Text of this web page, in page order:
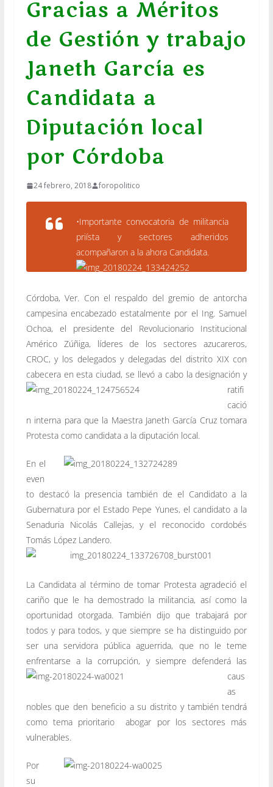
Gracias a Méritos
de Gestión y trabajo
Janeth García es
Candidata a
Diputación local
por Córdoba
24 febrero, 2018 foropolitico
•Importante convocatoria de militancia
priísta y sectores adheridos
acompañaron a la ahora Candidata.
Córdoba, Ver. Con el respaldo del gremio de antorcha
campesina encabezado estatalmente por el Ing. Samuel
Ochoa, el presidente del Revolucionario Institucional
Américo Zúñiga, líderes de los sectores azucareros,
CROC, y los delegados y delegadas del distrito XIX con
cabecera en esta ciudad, se llevó a cabo ladesignación y
ratifi
cació
n interna para que la Maestra Janeth García Cruz tomara
Protesta como candidata a la diputación local.
En el
even
to destacó la presencia también de el Candidato a la
Gubernatura por el Estado Pepe Yunes, el candidato a la
Senaduria Nicolás Callejas, y el reconocido cordobés
Tomás López Landero.
La Candidata al término de tomar Protesta agradeció el
cariño que le ha demostrado la militancia, así como la
oportunidad otorgada. También dijo que trabajará por
todos y para todos, y que siempre se ha distinguido por
ser una servidora pública aguerrida, que no le teme
enfrentarse a la corrupción, y siempre defenderá las
caus
as
nobles que den beneficio a su distrito y también tendrá
como tema prioritario abogar por los sectores más
vulnerables.
Por
su